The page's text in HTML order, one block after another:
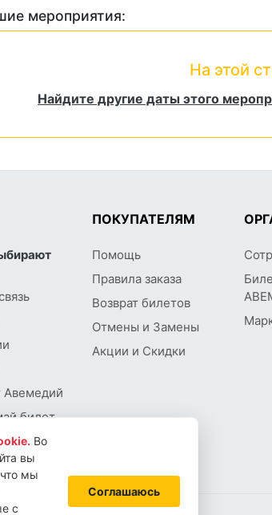
мероприятия:
На этой
Найдите другие даты этого
Авемедий
билет
ПОКУПАТЕЛЯМ
Помощь
Правила заказа
Возврат билетов
Отмены и Замены
Акции и Скидки
Во
вы
мы
с
Соглашаюсь